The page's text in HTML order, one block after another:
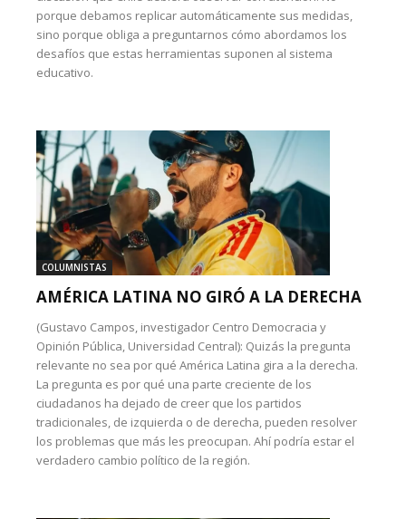
porque debamos replicar automáticamente sus medidas,
sino porque obliga a preguntarnos cómo abordamos los
desafíos que estas herramientas suponen al sistema
educativo.
COLUMNISTAS
AMÉRICA LATINA NO GIRÓ A LA DERECHA
(Gustavo Campos, investigador Centro Democracia y
Opinión Pública, Universidad Central): Quizás la pregunta
relevante no sea por qué América Latina gira a la derecha.
La pregunta es por qué una parte creciente de los
ciudadanos ha dejado de creer que los partidos
tradicionales, de izquierda o de derecha, pueden resolver
los problemas que más les preocupan. Ahí podría estar el
verdadero cambio político de la región.